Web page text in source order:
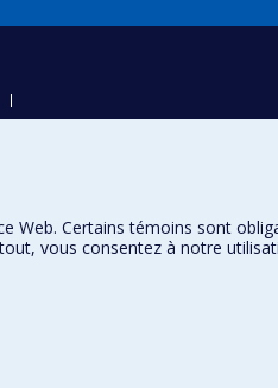
Web. Certains témoins sont
vous consentez à notre